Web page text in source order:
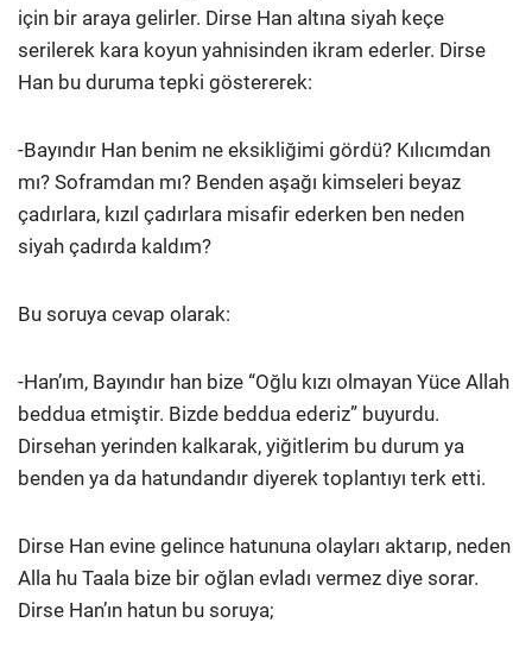
için bir araya gelirler. Dirse Han altına siyah keçe
serilerek kara koyun yahnisinden ikram ederler. Dirse
Han bu duruma tepki göstererek:
-Bayındır Han benim ne eksikliğimi gördü? Kılıcımdan
mı? Soframdan mı? Benden aşağı kimseleri beyaz
çadırlara, kızıl çadırlara misafir ederken ben neden
siyah çadırda kaldım?
Bu soruya cevap olarak:
-Han’ım, Bayındır han bize “Oğlu kızı olmayan Yüce Allah
beddua etmiştir. Bizde beddua ederiz” buyurdu.
Dirsehan yerinden kalkarak, yiğitlerim bu durum ya
benden ya da hatundandır diyerek toplantıyı terk etti.
Dirse Han evine gelince hatununa olayları aktarıp, neden
Alla hu Taala bize bir oğlan evladı vermez diye sorar.
Dirse Han’ın hatun bu soruya;